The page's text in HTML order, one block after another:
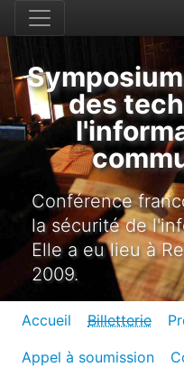
des
Conférence
la sécurité de
Elle a eu lieu à
2009.
Accueil Billetterie
Appel à soumission